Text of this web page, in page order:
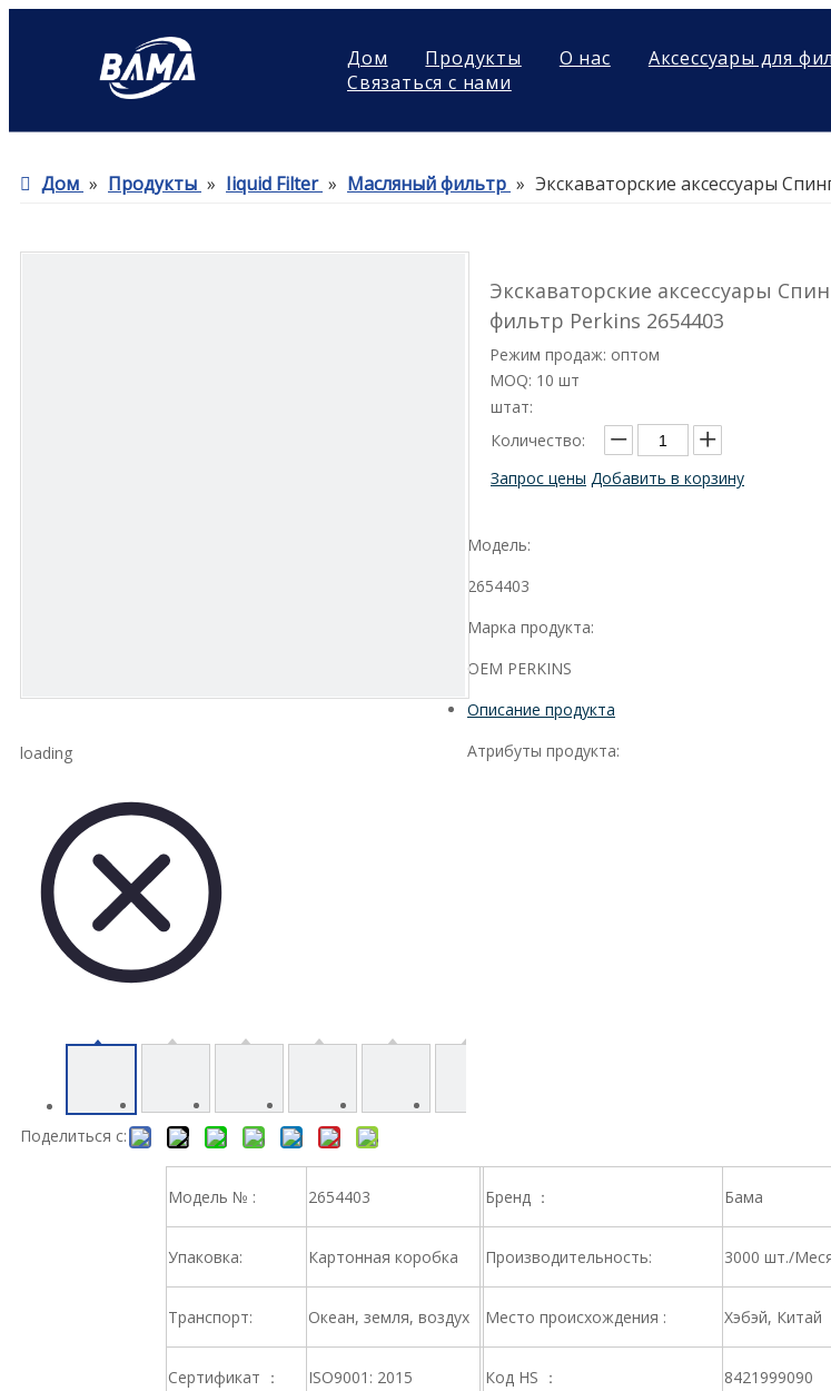
Дом Продукты О нас Аксессуары для
Связаться с нами
Дом » Продукты » Iiquid Filter » Масляный фильтр » Экскаваторские аксессуары
loading
Поделиться с:
Экскаваторские аксессуары
фильтр Perkins 2654403
Режим продаж: оптом
MOQ: 10 шт
штат:
Количество:
Запрос цены Добавить в корзину
Модель:
2654403
Марка продукта:
OEM PERKINS
Описание продукта
Атрибуты продукта:
Модель № : 2654403 Бренд ： Бама
Упаковка: Картонная коробка Производительность: 3000 шт./
Транспорт: Океан, земля, воздух Место происхождения : Хэбэй, Китай
Сертификат ： ISO9001: 2015 Код HS ： 8421999090